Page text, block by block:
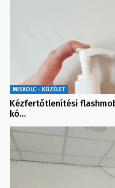
MISKOLC - KÖZÉLET
Kézfertőtlenítési
kó…